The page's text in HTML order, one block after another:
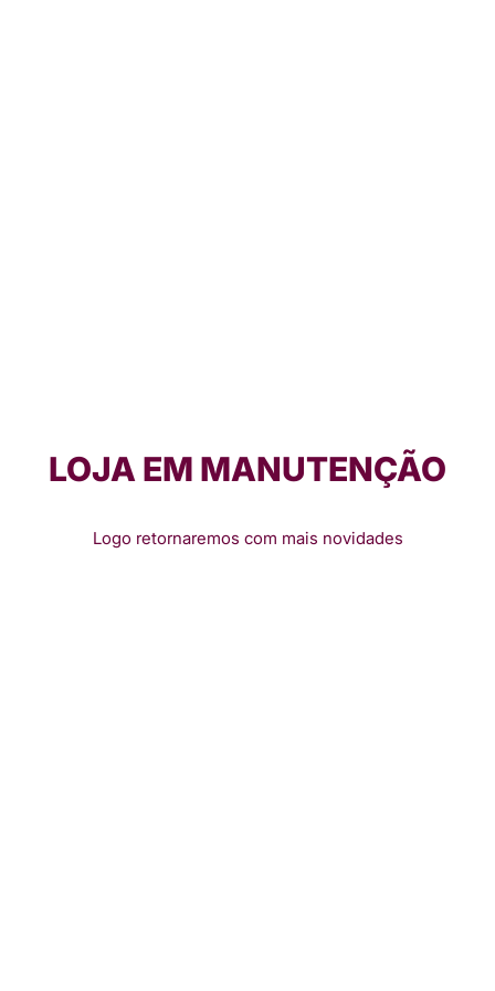
LOJA EM MANUTENÇÃO
Logo retornaremos com mais novidades